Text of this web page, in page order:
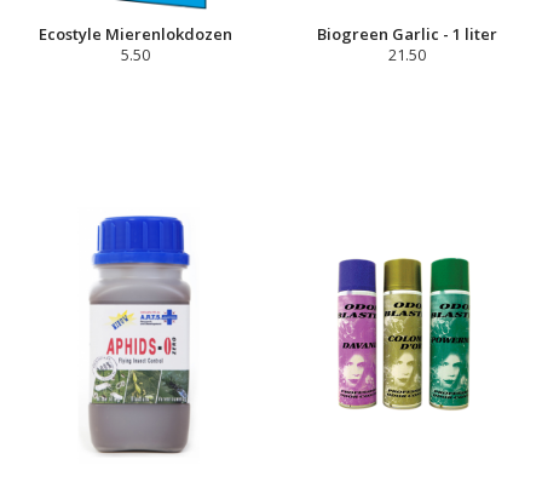
Ecostyle Mierenlokdozen
5.50
Biogreen Garlic - 1 liter
21.50